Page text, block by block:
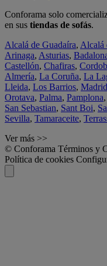
Conforama solo
en sus tiendas de sofás.
Alcalá de Guadaíra, Alcalá
Arinaga, Asturias,
Castellón, Chafiras,
Almería, La Coruña, La
Lleida, Los Barrios, Madrid
Orotava, Palma, Pamplona,
San Sebastian, Sant Boi,
Sevilla, Tamaraceite,
Ver más >>
© Conforama Términos y
Política de cookies